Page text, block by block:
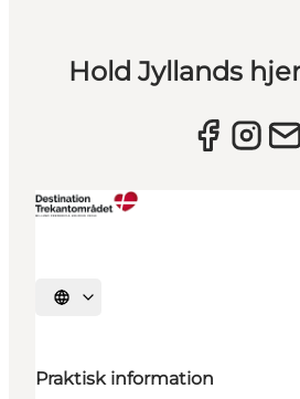
Hold Jyllands
Vælg sprog
Praktisk information